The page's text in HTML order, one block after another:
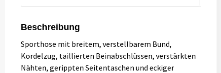
Beschreibung
Sporthose mit breitem, verstellbarem Bund,
Kordelzug, taillierten Beinabschlüssen, verstärkten
Nähten, gerippten Seitentaschen und eckiger